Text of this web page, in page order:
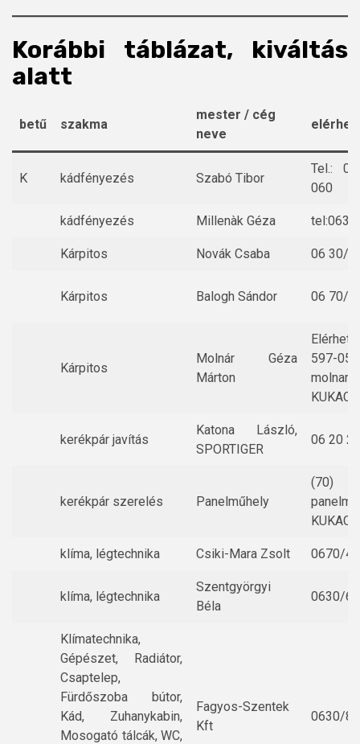
Korábbi táblázat, kiváltás
alatt
betű szakma
mester / cég
neve
K kádfényezés Szabó Tibor
Tel.:
060
kádfényezés Millenàk Géza
Kárpitos Novák Csaba 06 30/
Kárpitos Balogh Sándor 06 70/
Kárpitos
Molnár Géza
Márton
597-
kerékpár javítás
Katona László,
SPORTIGER
06 20
kerékpár szerelés Panelműhely
(70)
klíma, légtechnika Csiki-Mara Zsolt 0670/
klíma, légtechnika
Szentgyörgyi
Béla
0630/
Klímatechnika,
Gépészet, Radiátor,
Csaptelep,
Fürdőszoba bútor,
Kád, Zuhanykabin,
Mosogató tálcák, WC,
Fagyos-Szentek
Kft
0630/